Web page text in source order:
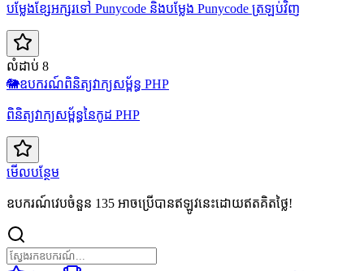
បម្លែងខ្សែអក្សរទៅ Punycode និងបម្លែង Punycode ត្រឡប់វិញ
លំដាប់ 8
🐘ឧបករណ៍ពិនិត្យវាក្យសម្ព័ន្ធ PHP
ពិនិត្យវាក្យសម្ព័ន្ធនៃកូដ PHP
មើលបន្ថែម
ឧបករណ៍វេបចំនួន 135 អាចប្រើបានឥឡូវនេះដោយឥតគិតថ្លៃ!